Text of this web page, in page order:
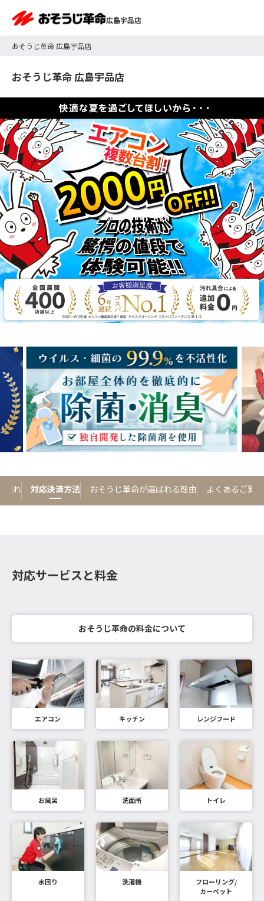
広島宇品店
おそうじ革命 広島宇品店
おそうじ革命 広島宇品店
流れ 対応決済方法 おそうじ革命が選ばれる理由 よくあるご質問
対応サービスと料金
おそうじ革命の料金について
エアコン キッチン レンジフード
お風呂 洗面所 トイレ
水回り 洗濯機
フローリング/
カーペット